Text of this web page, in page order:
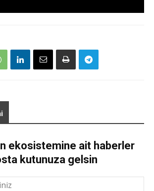
ekosistemine ait haberler
kutunuza gelsin